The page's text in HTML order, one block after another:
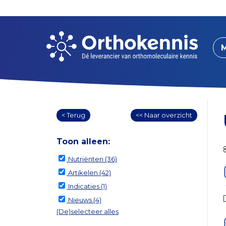
< Terug << Naar overzicht
Toon alleen:
Nutriënten (36)
Artikelen (42)
Indicaties (1)
Nieuws (4)
(De)selecteer alles